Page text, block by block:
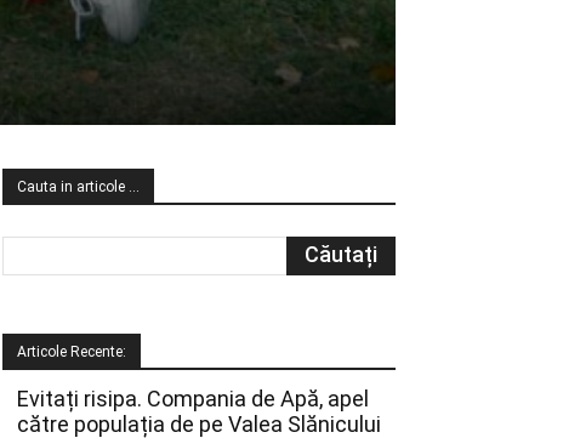
Cauta in articole …
Articole Recente:
Evitați risipa. Compania de Apă, apel
către populația de pe Valea Slănicului